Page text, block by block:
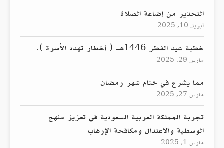
التحذير من إضاعة الصلاة
أبريل 10, 2025
خطبة عيد الفطر 1446هـ ( أخطار تهدد الأُسرة ).
مارس 29, 2025
مما يشرع في ختام شهر رمضان
مارس 27, 2025
تجربة المملكة العربية السعودية في تعزيز منهج
الوسطية والاعتدال ومكافحة الإرهاب
مارس 1, 2025